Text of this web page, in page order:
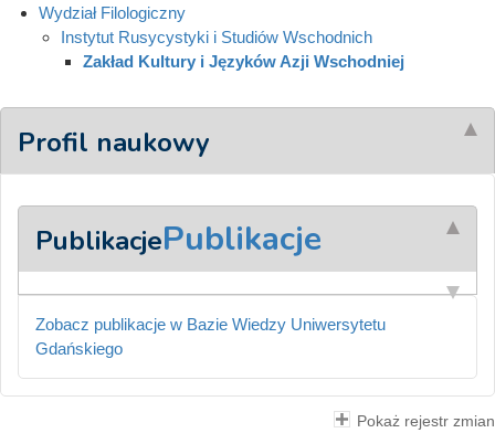
Wydział Filologiczny
Instytut Rusycystyki i Studiów Wschodnich
Zakład Kultury i Języków Azji Wschodniej
Profil naukowy
PublikacjePublikacje
Zobacz publikacje w Bazie Wiedzy Uniwersytetu
Gdańskiego
Pokaż rejestr zmian